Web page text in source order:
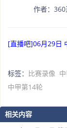
作者：
[直播吧]06月29日
标签： 比赛录像
中甲第14轮
相关内容